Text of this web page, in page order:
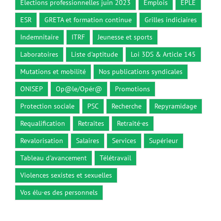
Elections professionnelles juin 2023
Emplois
EPLE
ESR
GRETA et formation continue
Grilles indiciaires
Indemnitaire
ITRF
Jeunesse et sports
Laboratoires
Liste d'aptitude
Loi 3DS & Article 145
Mutations et mobilité
Nos publications syndicales
ONISEP
Op@le/Opér@
Promotions
Protection sociale
PSC Recherche
Repyramidage
Requalification
Retraites
Retraité·es
Revalorisation
Salaires Services
Supérieur
Tableau d'avancement
Télétravail
Violences sexistes et sexuelles
Vos élu·es des personnels